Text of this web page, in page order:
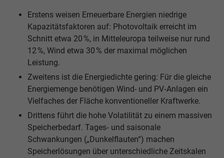
Erstens weisen Erneuerbare Energien niedrige
Kapazitätsfaktoren auf: Photovoltaik erreicht im
Schnitt etwa 20 %, in Mitteleuropa teilweise nur rund
12 %, Wind etwa 30 % der maximal möglichen
Leistung.
Zweitens ist die Energiedichte gering: Für die gleiche
Energiemenge benötigen Wind- und PV‑Anlagen ein
Vielfaches der Fläche konventioneller Kraftwerke.
Drittens führt die hohe Volatilität zu einem massiven
Speicherbedarf. Tages‑ und saisonale
Schwankungen („Dunkelflauten“) machen
Speicherlösungen über unterschiedliche Zeitskalen